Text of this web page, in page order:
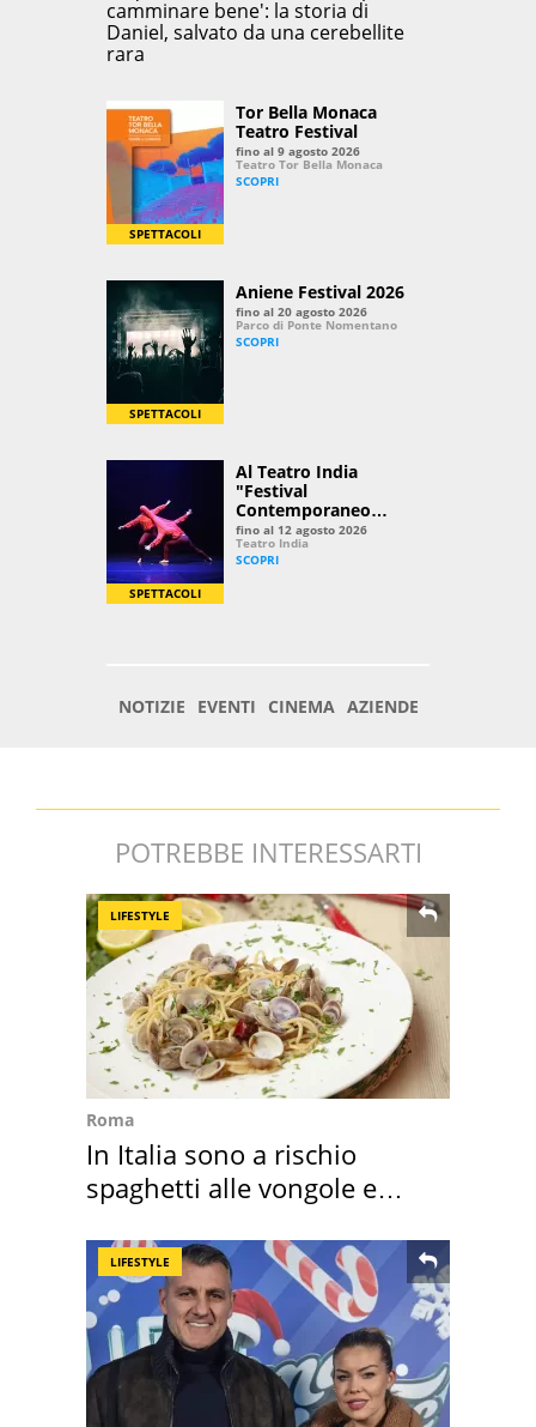
POTREBBE INTERESSARTI
LIFESTYLE
Roma
In Italia sono a rischio
spaghetti alle vongole e
LIFESTYLE